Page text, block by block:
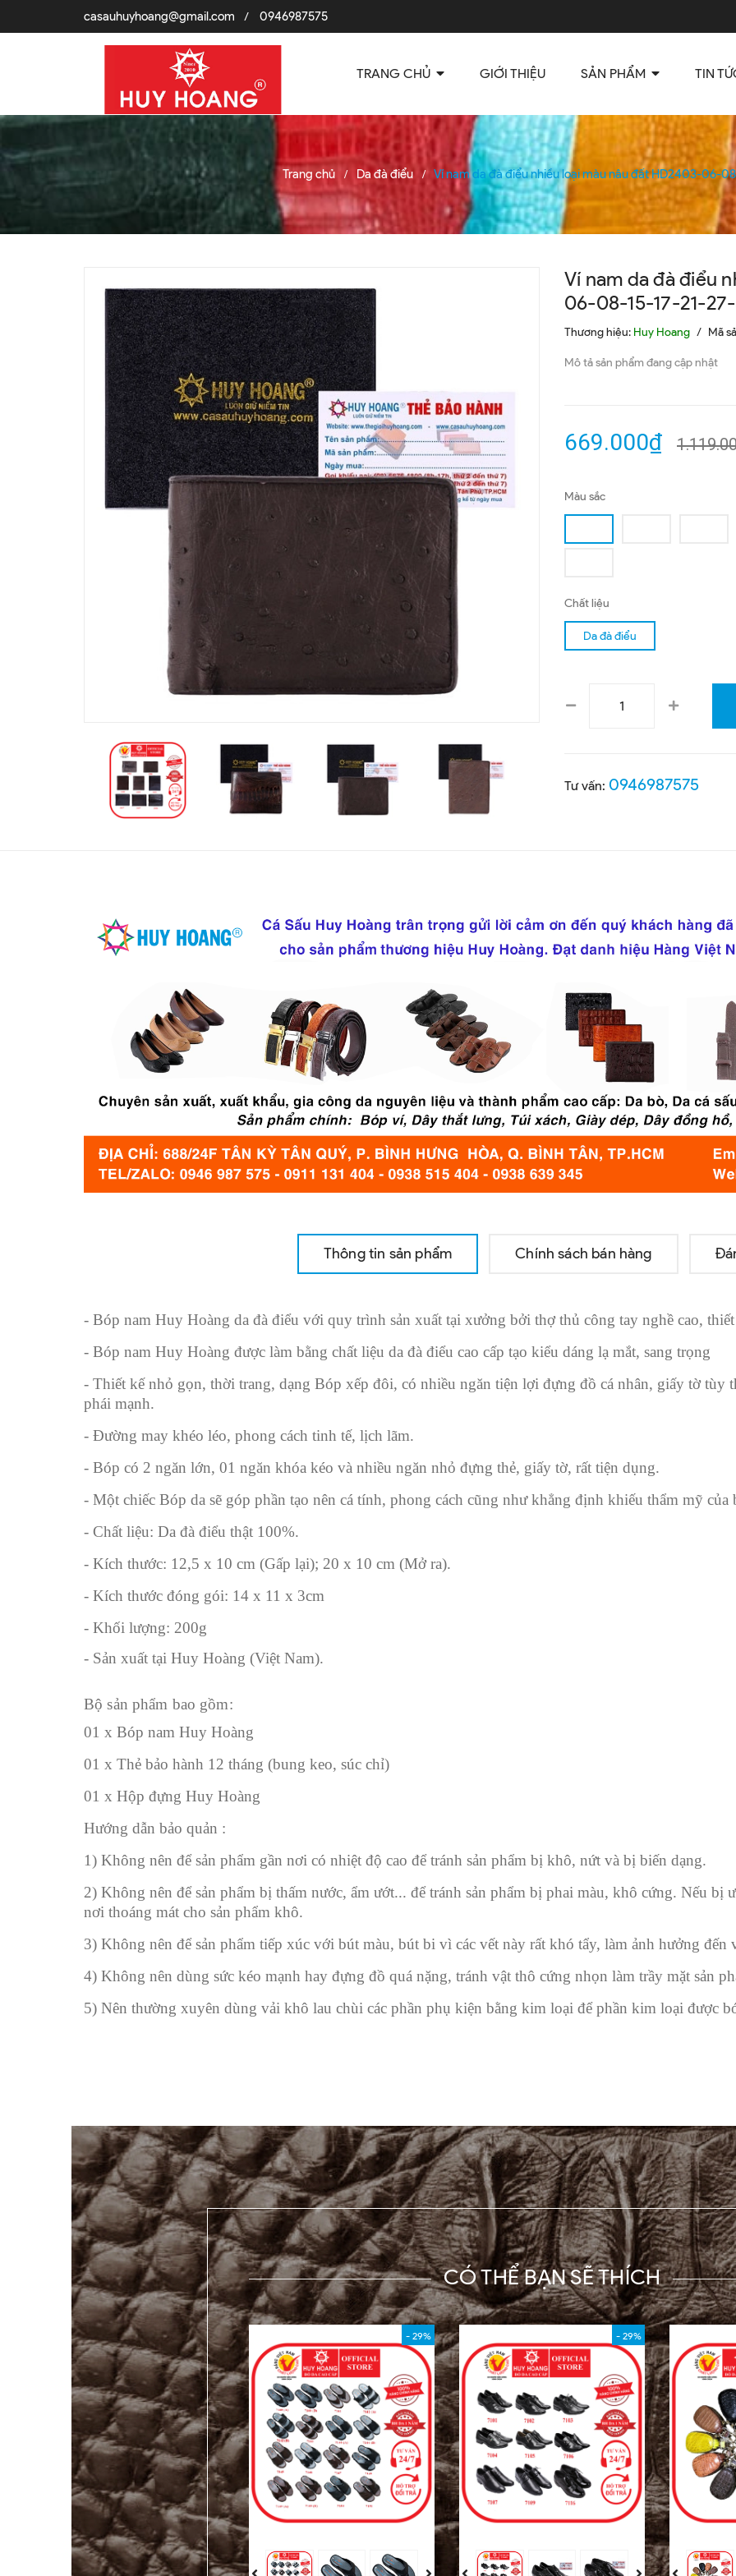
casauhuyhoang@gmail.com / 0946987575
TRANG CHỦ GIỚI THIỆU SẢN PHẨM TIN
Trang chủ / Da đà điểu / Ví nam da đà điểu nhiều loại màu nâu đất HD2403-06-
Ví nam da đà điểu
06-08-15-17-21-
Thương hiệu: Huy Hoang / Mã
Mô tả sản phẩm đang cập nhật
669.000₫
Màu sắc
Chất liệu
Da đà điểu
Tư vấn: 0946987575
Thông tin sản phẩm Chính sách bán hàng
- Bóp nam Huy Hoàng da đà điểu với quy trình sản xuất tại xưởng bởi thợ thủ công tay nghề cao,
- Bóp nam Huy Hoàng được làm bằng chất liệu da đà điểu cao cấp tạo kiểu dáng lạ mắt, sang trọng
- Thiết kế nhỏ gọn, thời trang, dạng Bóp xếp đôi, có nhiều ngăn tiện lợi đựng đồ cá nhân, giấy tờ tùy
phái mạnh.
- Đường may khéo léo, phong cách tinh tế, lịch lãm.
- Bóp có 2 ngăn lớn, 01 ngăn khóa kéo và nhiều ngăn nhỏ đựng thẻ, giấy tờ, rất tiện dụng.
- Một chiếc Bóp da sẽ góp phần tạo nên cá tính, phong cách cũng như khẳng định khiếu thẩm mỹ của
- Chất liệu: Da đà điểu thật 100%.
- Kích thước: 12,5 x 10 cm (Gấp lại); 20 x 10 cm (Mở ra).
- Kích thước đóng gói: 14 x 11 x 3cm
- Khối lượng: 200g
- Sản xuất tại Huy Hoàng (Việt Nam).
Bộ sản phẩm bao gồm:
01 x Bóp nam Huy Hoàng
01 x Thẻ bảo hành 12 tháng (bung keo, súc chỉ)
01 x Hộp đựng Huy Hoàng
Hướng dẫn bảo quản :
1) Không nên để sản phẩm gần nơi có nhiệt độ cao để tránh sản phẩm bị khô, nứt và bị biến dạng.
2) Không nên để sản phẩm bị thấm nước, ẩm ướt... để tránh sản phẩm bị phai màu, khô cứng. Nếu bị
nơi thoáng mát cho sản phẩm khô.
3) Không nên để sản phẩm tiếp xúc với bút màu, bút bi vì các vết này rất khó tẩy, làm ảnh hưởng đến
4) Không nên dùng sức kéo mạnh hay đựng đồ quá nặng, tránh vật thô cứng nhọn làm trầy mặt sản
5) Nên thường xuyên dùng vải khô lau chùi các phần phụ kiện bằng kim loại để phần kim loại được
CÓ THỂ BẠN SẼ THÍCH
- 29% - 29%